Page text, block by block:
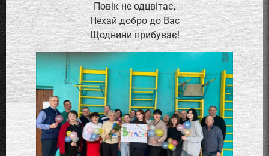
Повік не одцвітає,
Нехай добро до Вас
Щоднини прибуває!